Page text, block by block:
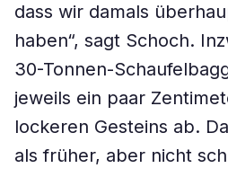
dass wir damals
haben“, sagt Schoch.
30-Tonnen-
jeweils ein paar
lockeren Gesteins ab.
als früher, aber nicht